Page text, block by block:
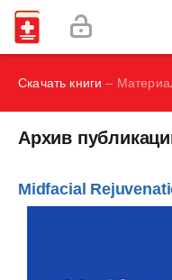
И.В., Брегель Л.В.,
Фокин В. А.
Скачать книги –
Архив
Midfacial